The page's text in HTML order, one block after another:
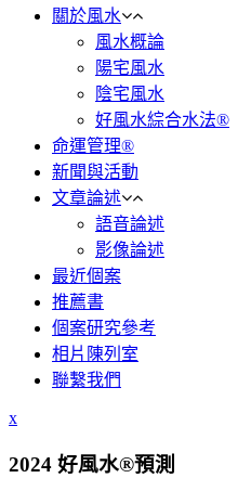
關於風水
風水概論
陽宅風水
陰宅風水
好風水綜合水法®
命運管理®
新聞與活動
文章論述
語音論述
影像論述
最近個案
推薦書
個案研究參考
相片陳列室
聯繫我們
x
2024 好風水®預測